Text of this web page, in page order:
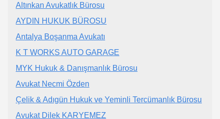
Altınkan Avukatlık Bürosu
AYDIN HUKUK BÜROSU
Antalya Boşanma Avukatı
K T WORKS AUTO GARAGE
MYK Hukuk & Danışmanlık Bürosu
Avukat Necmi Özden
Çelik & Adıgün Hukuk ve Yeminli Tercümanlık Bürosu
Avukat Dilek KARYEMEZ